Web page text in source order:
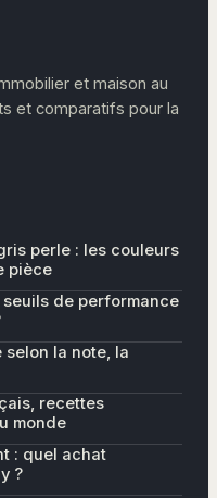
et maison au
et comparatifs pour la
perle : les couleurs
pièce
de performance
la note, la
recettes
monde
: quel achat
?